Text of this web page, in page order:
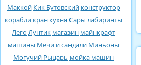
Маккой Кик Бутовский конструктор
корабли кран кухня Сары лабиринты
Лего Лунтик магазин майнкрафт
машины Мечи и сандали Миньоны
Могучий Рыцарь мойка машин